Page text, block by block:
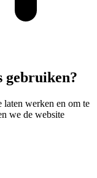
gebruiken?
laten werken en om te
we de website